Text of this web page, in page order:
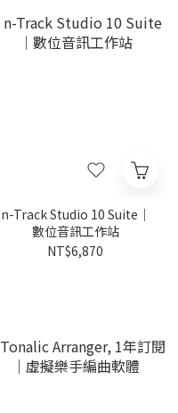
n-Track Studio 10 Suite｜
數位音訊工作站
NT$6,870